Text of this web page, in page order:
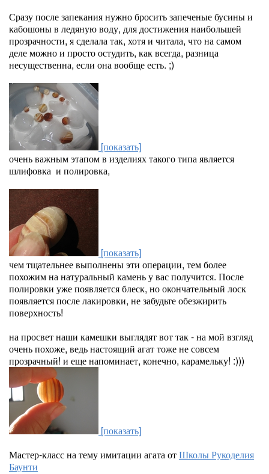
Сразу после запекания нужно бросить запеченые бусины и
кабошоны в ледяную воду, для достижения наибольшей
прозрачности, я сделала так, хотя и читала, что на самом
деле можно и просто остудить, как всегда, разница
несущественна, если она вообще есть. ;)
[показать]
очень важным этапом в изделиях такого типа является
шлифовка и полировка,
[показать]
чем тщательнее выполнены эти операции, тем более
похожим на натуральный камень у вас получится. После
полировки уже появляется блеск, но окончательный лоск
появляется после лакировки, не забудьте обезжирить
поверхность!
на просвет наши камешки выглядят вот так - на мой взгляд
очень похоже, ведь настоящий агат тоже не совсем
прозрачный! и еще напоминает, конечно, карамельку! :)))
[показать]
Мастер-класс на тему имитации агата отШколы Рукоделия
Баунти